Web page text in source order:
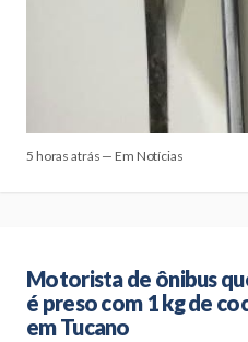
5 horas atrás — Em Notícias
Motorista de ônibus
é preso com 1 kg de
em Tucano